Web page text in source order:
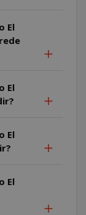
El
El
El
El